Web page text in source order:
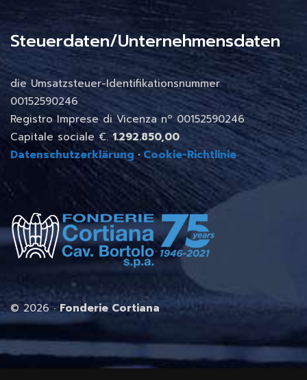
Steuerdaten/Unternehmensdaten
die Umsatzsteuer-Identifikationsnummer
00152590246
Registro Imprese di Vicenza nº 00152590246
Capitale sociale €.1.292.850,00
Datenschutzerklärung· Cookie-Richtlinie
©2026 ·Fonderie Cortiana